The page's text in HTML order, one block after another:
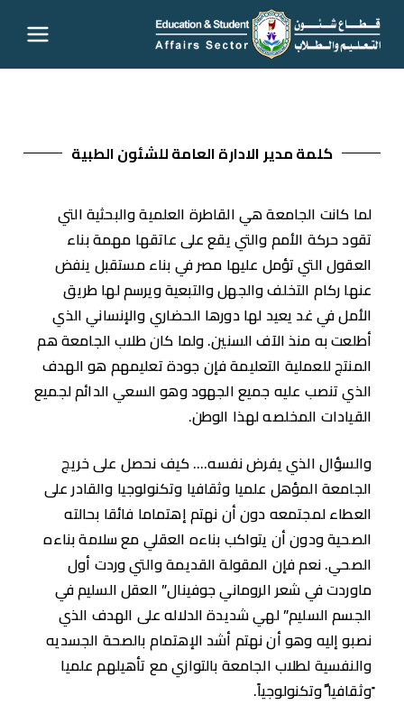
قطاع
التعليم
والطلاب
– جامعة
سوهاج
كلمة مدير الادارة العامة للشئون الطبية
لما كانت الجامعة هي القاطرة العلمية والبحثية التي
تقود حركة الأمم والتي يقع على عاتقها مهمة بناء
العقول التي تؤمل عليها مصر في بناء مستقبل ينفض
عنها ركام التخلف والجهل والتبعية ويرسم لها طريق
الأمل في غد يعيد لها دورها الحضاري والإنساني الذي
أطلعت به منذ الآف السنين. ولما كان طلاب الجامعة هم
المنتج للعملية التعليمة فإن جودة تعليمهم هو الهدف
الذي تنصب عليه جميع الجهود وهو السعي الدائم لجميع
القيادات المخلصه لهذا الوطن.
والسؤال الذي يفرض نفسه…. كيف نحصل على خريج
الجامعة المؤهل علميا وثقافيا وتكنولوجيا والقادر على
العطاء لمجتمعه دون أن نهتم إهتماما فائقا بحالته
الصحية ودون أن يتواكب بناءه العقلي مع سلامة بناءه
الصحي. نعم فإن المقولة القديمة والتي وردت أول
ماوردت في شعر الروماني جوفينال” العقل السليم في
الجسم السليم” لهي شديدة الدلاله على الهدف الذي
نصبو إليه وهو أن نهتم أشد الإهتمام بالصحة الجسديه
والنفسية لطلاب الجامعة بالتوازي مع تأهيلهم علميا
ًوثقافيا ًوتكنولوجياً.